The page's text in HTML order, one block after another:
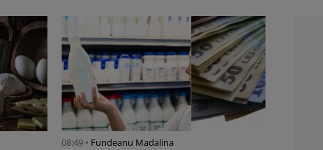
08:49 • Fundeanu Madalina